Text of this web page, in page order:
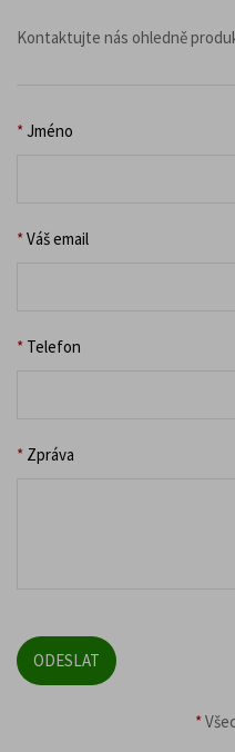
Kontaktujte nás ohledně
*Jméno
*Váš email
* Telefon
* Zpráva
*